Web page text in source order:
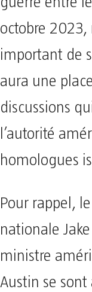
octobre 2023,
important de
aura une
discussions
l’autorité
homologues
Pour rappel,
nationale
ministre
Austin se sont